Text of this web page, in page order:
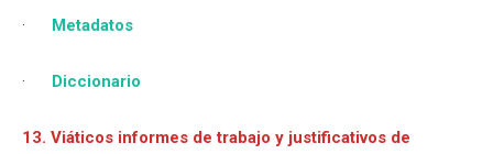
· Metadatos
· Diccionario
13. Viáticos informes de trabajo y justificativos de